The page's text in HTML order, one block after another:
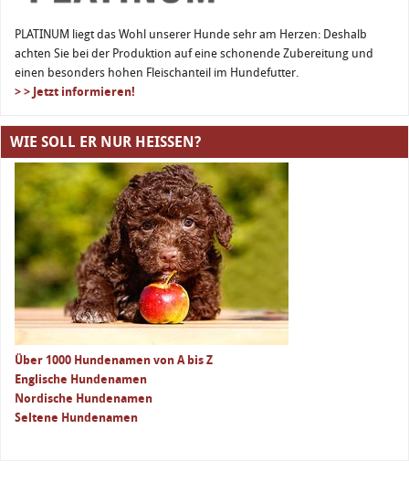
PLATINUM liegt das Wohl unserer Hunde sehr am Herzen: Deshalb
achten Sie bei der Produktion auf eine schonende Zubereitung und
einen besonders hohen Fleischanteil im Hundefutter.
> > Jetzt informieren!
WIE SOLL ER NUR HEISSEN?
Über 1000 Hundenamen von A bis Z
Englische Hundenamen
Nordische Hundenamen
Seltene Hundenamen